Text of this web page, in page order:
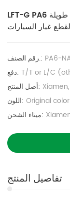
LFT-G PA6 بولي أميد 6، حشو نايلون 6، ألياف زجاجية طويلة
رقم الصنف.: PA6-
دفع: T/T or L/C
أصل المنتج:
اللون: Original
ميناء الشحن:
تفاصيل المنتج